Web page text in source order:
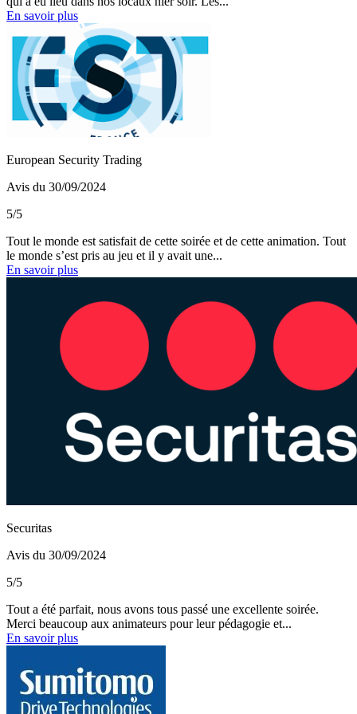
En savoir plus
European Security Trading
Avis du 30/09/2024
5/5
Tout le monde est satisfait de cette soirée et de cette animation. Tout
le monde s’est pris au jeu et il y avait une...
En savoir plus
Securitas
Avis du 30/09/2024
5/5
Tout a été parfait, nous avons tous passé une excellente soirée.
Merci beaucoup aux animateurs pour leur pédagogie et...
En savoir plus